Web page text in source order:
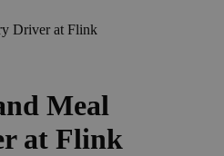
Driver at Flink
Meal
at Flink